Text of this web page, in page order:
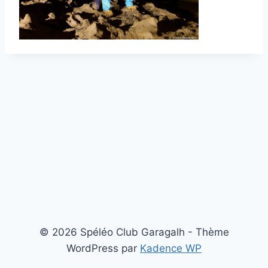
© 2026 Spéléo Club Garagalh - Thème
WordPress par Kadence WP